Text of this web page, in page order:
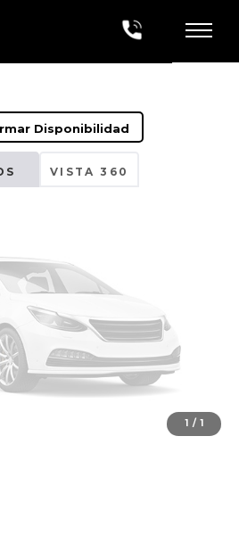
Disponibilidad
VISTA 360
Fotos No
revise luego
1 / 1